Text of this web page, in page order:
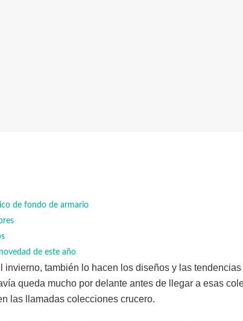
de fondo de armario
de este año
invierno, también lo hacen los diseños y las
queda mucho por delante antes de llegar a esas
las llamadas colecciones crucero.